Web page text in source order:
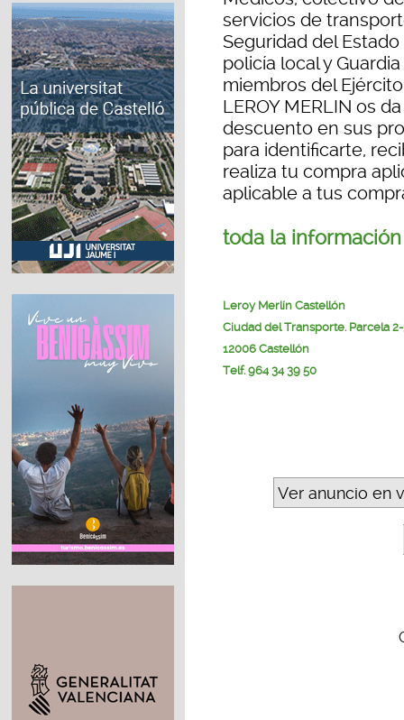
servicios de
Seguridad del
policía local y
miembros del
LEROY MERLIN os
descuento en sus
para identificarte,
realiza tu compra
aplicable a tus
toda la información
Leroy Merlín Castellón
Ciudad del Transporte. Parcela
12006 Castellón
Telf. 964 34 39 50
Ver anuncio en